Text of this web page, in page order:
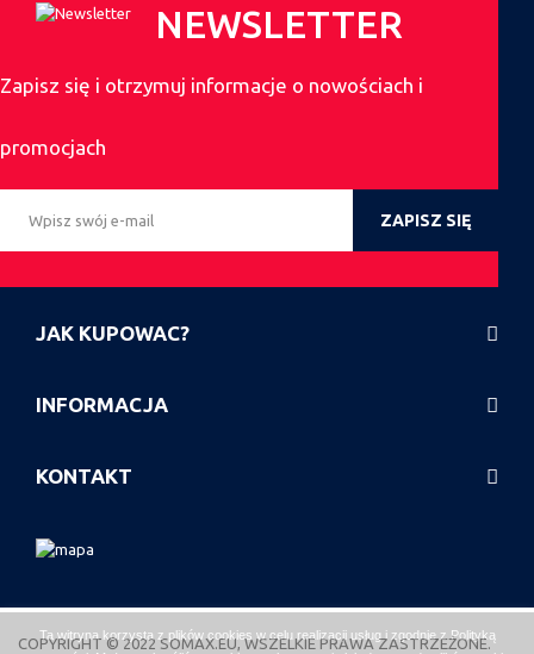
NEWSLETTER
Zapisz się i otrzymuj informacje o nowościach i
promocjach
ZAPISZ SIĘ
JAK KUPOWAC?
INFORMACJA
KONTAKT
Ta witryna korzysta z plików cookies w celu realizacji usług i zgodnie z Polityką
COPYRIGHT © 2022 SOMAX.EU, WSZELKIE PRAWA ZASTRZEŻONE.